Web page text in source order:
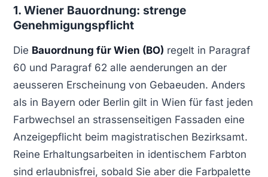
1. Wiener Bauordnung: strenge
Genehmigungspflicht
Die Bauordnung für Wien (BO) regelt in Paragraf
60 und Paragraf 62 alle aenderungen an der
aeusseren Erscheinung von Gebaeuden. Anders
als in Bayern oder Berlin gilt in Wien für fast jeden
Farbwechsel an strassenseitigen Fassaden eine
Anzeigepflicht beim magistratischen Bezirksamt.
Reine Erhaltungsarbeiten in identischem Farbton
sind erlaubnisfrei, sobald Sie aber die Farbpalette